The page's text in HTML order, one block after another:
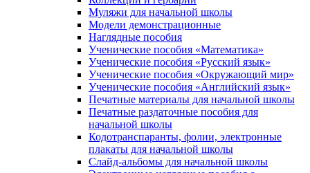
Муляжи для начальной школы
Модели демонстрационные
Наглядные пособия
Ученические пособия «Математика»
Ученические пособия «Русский язык»
Ученические пособия «Окружающий мир»
Ученические пособия «Английский язык»
Печатные материалы для начальной школы
Печатные раздаточные пособия для
начальной школы
Кодотранспаранты, фолии, электронные
плакаты для начальной школы
Слайд-альбомы для начальной школы